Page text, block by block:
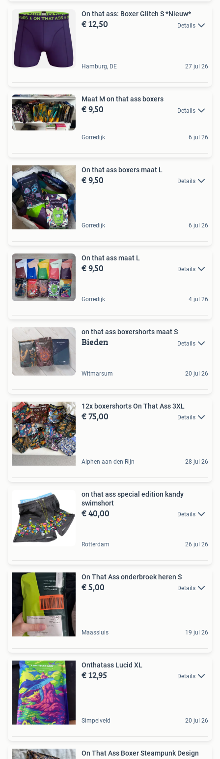
On that ass: Boxer Glitch S *Nieuw*
€ 12,50 Details
Hamburg, DE 27 jul 26
Maat M on that ass boxers
€ 9,50 Details
Gorredijk 6 jul 26
On that ass boxers maat L
€ 9,50 Details
Gorredijk 6 jul 26
On that ass maat L
€ 9,50 Details
Gorredijk 4 jul 26
on that ass boxershorts maat S
Bieden Details
Witmarsum 20 jul 26
12x boxershorts On That Ass 3XL
€ 75,00 Details
Alphen aan den Rijn 28 jul 26
on that ass special edition kandy
swimshort
€ 40,00 Details
Rotterdam 26 jul 26
On That Ass onderbroek heren S
€ 5,00 Details
Maassluis 19 jul 26
Onthatass Lucid XL
€ 12,95 Details
Simpelveld 20 jul 26
On That Ass Boxer Steampunk Design